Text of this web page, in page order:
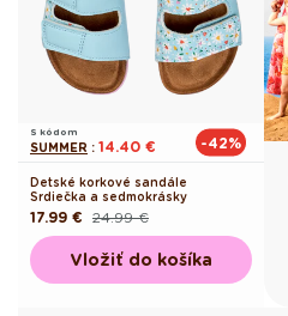
S kódom
SUMMER : 14.40 € -42%
Detské korkové sandále
Srdiečka a sedmokrásky
Pôvodná
cena
24.99 €
Akciová
cena
17.99 €
Vložiť do košíka